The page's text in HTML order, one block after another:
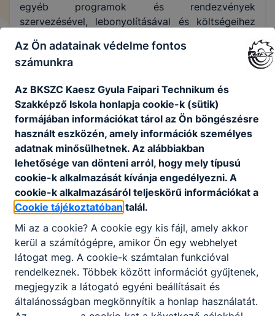
egyéb programok és rendezvények
szervezésével, lebonyolításával és költségeihez
való hozzájárulásával elősegíti a tanulók
készségeinek, képességeinek a fejlesztését.
Mindezek mellett az Alapítvány a hátrányos
illetve egyéb felkészítők szervezésével hozzájárul
ahhoz, hogy ezek a fiatalok a munkaerőpiaci
igényeknek megfelelő képzésben részesüljenek.
Segítsünk együtt a szakképzésben tanulók
oktatási színvonalának további javításában!
Ön a támogatásával hozzájárulhat, ahhoz hogy a
szociális alapon rászoruló fiatalok számára jobb
lehetőségeket teremthessünk.
Kérjük, amennyiben lehetősége van arra segítse
tanulóink oktatási színvonalának emelését.
Bankszámlaszám: 10300002-13531181-
00024900
Székhely: 1211 Budapest, Tanműhely köz 7.
Adószám: 19369349-2-43
Az Ön adatainak védelme fontos
számunkra
Az BKSZC Kaesz Gyula Faipari Technikum és
Szakképző Iskola honlapja cookie-k (sütik)
formájában információkat tárol az Ön böngészésre
használt eszközén, amely információk személyes
adatnak minősülhetnek. Az alábbiakban
lehetősége van dönteni arról, hogy mely típusú
cookie-k alkalmazását kívánja engedélyezni. A
cookie-k alkalmazásáról teljeskörű információkat a
Cookie tájékoztatóban talál.
Mi az a cookie? A cookie egy kis fájl, amely akkor
kerül a számítógépre, amikor Ön egy webhelyet
látogat meg. A cookie-k számtalan funkcióval
rendelkeznek. Többek között információt gyűjtenek,
megjegyzik a látogató egyéni beállításait és
általánosságban megkönnyítik a honlap használatát.